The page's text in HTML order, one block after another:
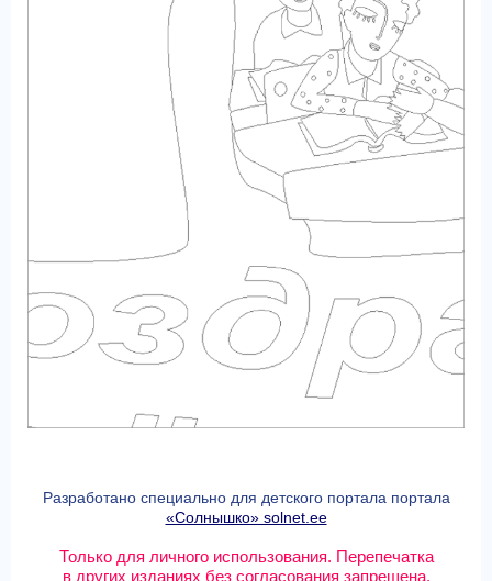
Разработано специально для детского портала портала
«Солнышко» solnet.ee
Только для личного использования. Перепечатка
в других изданиях без согласования запрещена.